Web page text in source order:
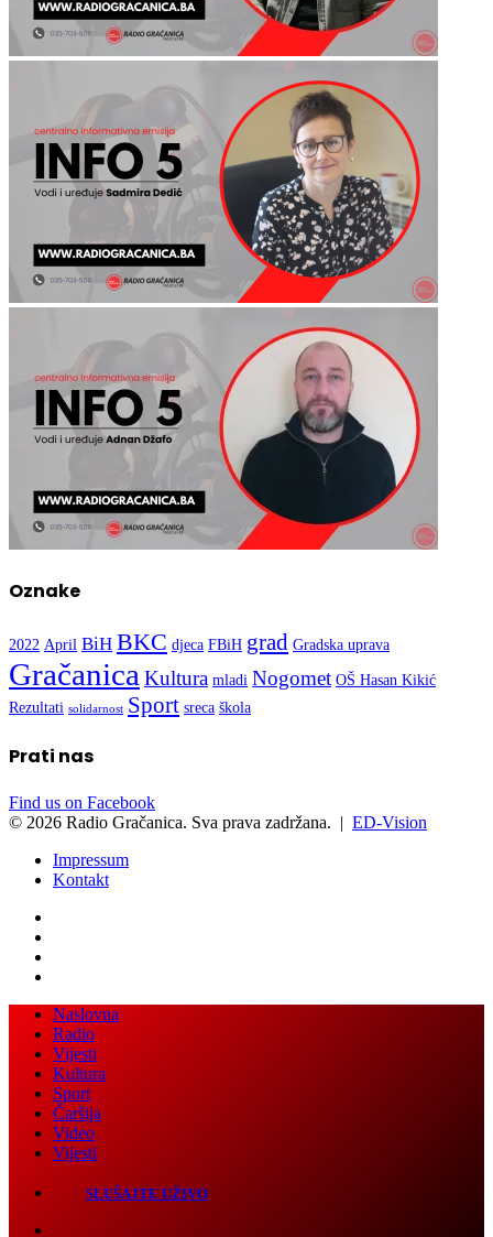
Oznake
GračanicaKultura mladi Nogomet OŠ Hasan Kikić
Rezultati solidarnost Sport škola
Prati nas
Find us on Facebook
Impressum
Facebook
Twitter
LinkedIn
WhatsApp
Viber
Back
button
Close
Vijesti
Kultura
Sport
Čaršija
Video
Vijesti
SLUŠAJTE UŽIVO